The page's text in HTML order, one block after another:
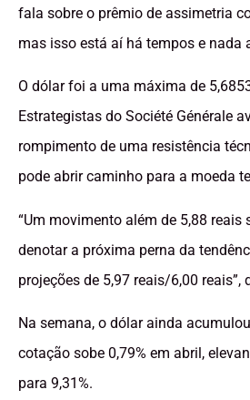
fala sobre o prêmio de assimetria
mas isso está aí há tempos e nada
O dólar foi a uma máxima de
Estrategistas do Société Générale
rompimento de uma resistência
pode abrir caminho para a moeda
“Um movimento além de 5,88 reais
denotar a próxima perna da
projeções de 5,97 reais/6,00 reais”,
Na semana, o dólar ainda
cotação sobe 0,79% em abril,
para 9,31%.